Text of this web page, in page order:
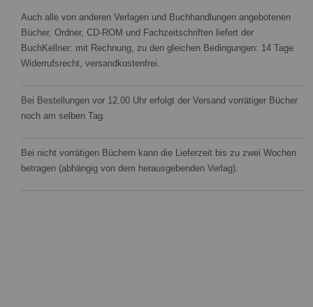
Auch alle von anderen Verlagen und Buchhandlungen angebotenen
Bücher, Ordner, CD-ROM und Fachzeitschriften liefert der
BuchKellner: mit Rechnung, zu den gleichen Bedingungen: 14 Tage
Widerrufsrecht, versandkostenfrei.
Bei Bestellungen vor 12.00 Uhr erfolgt der Versand vorrätiger Bücher
noch am selben Tag.
Bei nicht vorrätigen Büchern kann die Lieferzeit bis zu zwei Wochen
betragen (abhängig von dem herausgebenden Verlag).